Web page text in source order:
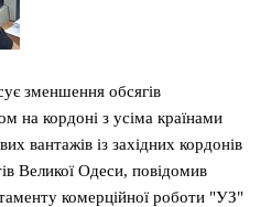
зменшення обсягів
на кордоні з усіма країнами
вантажів із західних кордонів
Великої Одеси, повідомив
комерційної роботи "УЗ"